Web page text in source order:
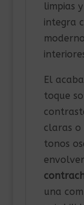
limpias
integra
El
toque
claras o
tonos
una